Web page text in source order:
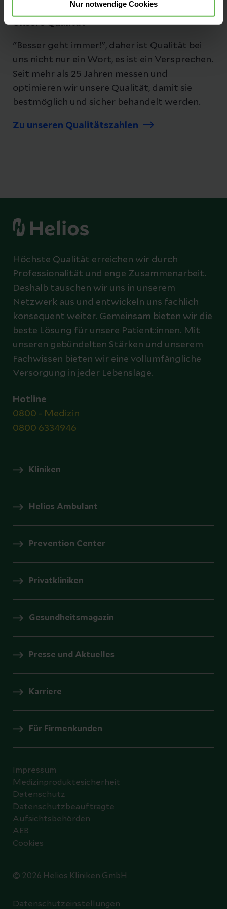
Nur notwendige Cookies
Unsere Qualität
"Besser geht immer!", daher ist Qualität bei
uns nicht nur ein Wort, es ist ein Versprechen.
Seit mehr als 25 Jahren messen und
optimieren wir unsere Qualität, damit sie
bestmöglich und sicher behandelt werden.
Zu unseren Qualitätszahlen
Höchste Qualität erreichen wir durch
Professionalität und enge Zusammenarbeit.
Deshalb tauschen wir uns in unserem
Netzwerk aus und entwickeln uns fachlich
konsequent weiter. Gemeinsam bieten wir die
beste Lösung für unsere Patient:innen. Mit
unseren gebündelten Stärken und unserem
Fachwissen bieten wir eine vollumfängliche
Versorgung in jeder Lebenslage.
Hotline
0800 - Medizin
0800 6334946
Kliniken
Helios Ambulant
Prevention Center
Privatkliniken
Gesundheitsmagazin
Presse und Aktuelles
Karriere
Für Firmenkunden
© 2026 Helios Kliniken GmbH
Impressum
Medizinproduktesicherheit
Datenschutz
Datenschutzbeauftragte
Aufsichtsbehörden
AEB
Cookies
Datenschutzeinstellungen